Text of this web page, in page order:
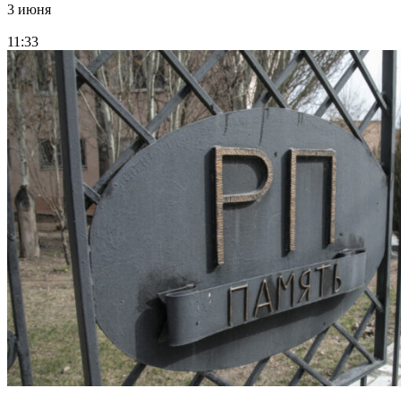
3 июня
11:33